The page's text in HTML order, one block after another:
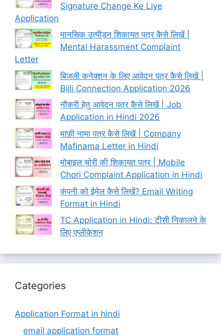
Signature Change Ke Liye
Application
मानसिक उत्पीड़न शिकायत पत्र कैसे लिखें |
Mental Harassment Complaint
Letter
बिजली कनेक्शन के लिए आवेदन पत्र कैसे लिखें |
Bijli Connection Application 2026
नौकरी हेतु आवेदन पत्र कैसे लिखें | Job
Application in Hindi 2026
माफ़ी नामा पत्र कैसे लिखें | Company
Mafinama Letter in Hindi
मोबाइल चोरी की शिकायत पत्र | Mobile
Chori Complaint Application in Hindi
कंपनी को ईमेल कैसे लिखें? Email Writing
Format in Hindi
TC Application in Hindi: टीसी निकालने के
लिए एप्लीकेशन
Categories
Application Format in hindi
email application format